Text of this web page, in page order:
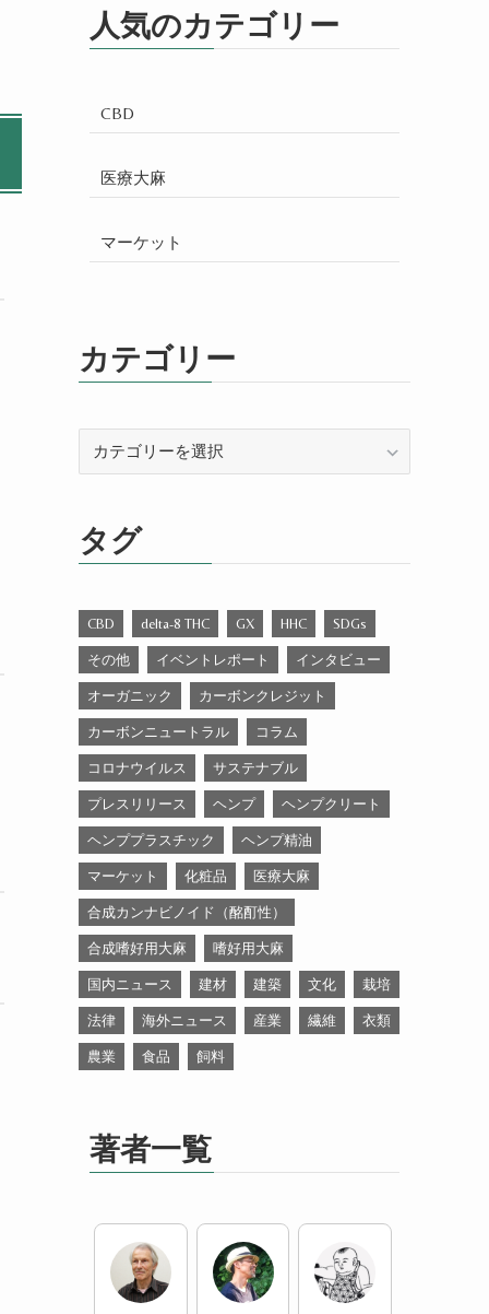
人気のカテゴリー
CBD
医療大麻
マーケット
カテゴリー
ー
タグ
CBD delta-8 THC GX HHC SDGs
その他 イベントレポート インタビュー
オーガニック カーボンクレジット
カーボンニュートラル コラム
コロナウイルス サステナブル
プレスリリース ヘンプ ヘンプクリート
ヘンププラスチック ヘンプ精油
マーケット 化粧品 医療大麻
合成カンナビノイド（酩酊性）
合成嗜好用大麻 嗜好用大麻
国内ニュース 建材 建築 文化 栽培
法律 海外ニュース 産業 繊維 衣類
農業 食品 飼料
著者一覧